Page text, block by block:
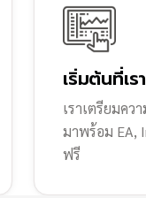
เริ่มต้นที่เ
เราเตรียมค
มาพร้อม EA,
ฟรี